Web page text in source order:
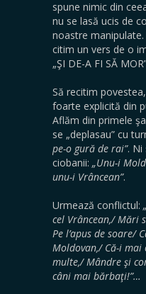
spune nimic din
nu se lasă ucis de
noastre
citim un vers de o
„ŞI DE-A FI SĂ
Să recitim
foarte explicită din
Aflăm din primele
se „deplasau” cu
pe-o gură de rai”. Ni
ciobanii: „Unu-i
unu-i Vrâncean”.
Urmează conflictul:
cel Vrâncean,/ Mări
Pe l’apus de soare/
Moldovan,/ Că-i mai
multe,/ Mândre şi
câni mai bărbaţi!”…